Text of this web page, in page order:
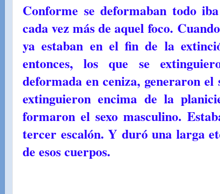
Conforme se deformaban todo
cada vez más de aquel foco.
ya estaban en el fin de la
entonces, los que se
deformada en ceniza, generaron el
extinguieron encima de la
formaron el sexo masculino.
tercer escalón. Y duró una larga
de esos cuerpos.